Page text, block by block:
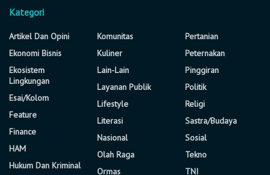
Kategori
Artikel Dan Opini
Ekonomi Bisnis
Ekosistem
Lingkungan
Esai/Kolom
Feature
Finance
HAM
Hukum Dan Kriminal
Komunitas
Kuliner
Lain-Lain
Layanan Publik
Lifestyle
Literasi
Nasional
Olah Raga
Ormas
Pertanian
Peternakan
Pinggiran
Politik
Religi
Sastra/Budaya
Sosial
Tekno
TNI